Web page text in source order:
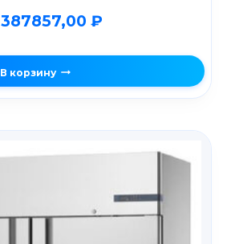
387857,00 ₽
В корзину